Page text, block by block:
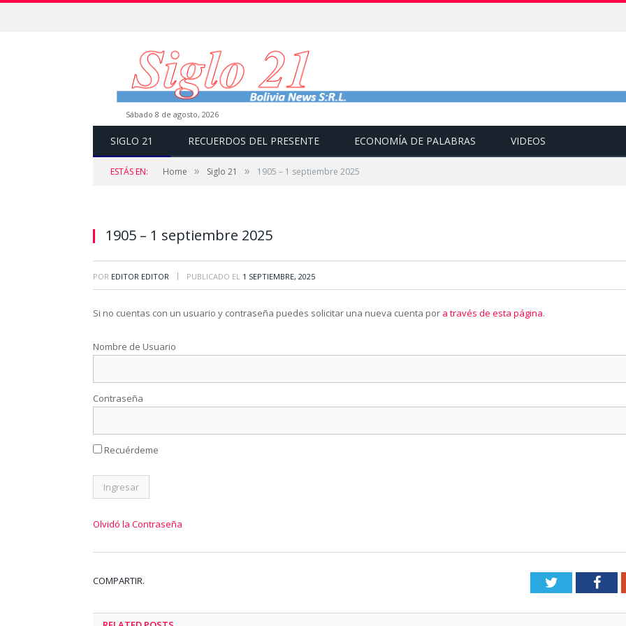
sábado 8 de agosto, 2026
SIGLO 21 RECUERDOS DEL PRESENTE ECONOMÍA DE PALABRAS VIDEOS
ESTÁS EN: Home » Siglo 21 » 1905 – 1 septiembre 2025
1905 – 1 septiembre 2025
POR EDITOR EDITOR | PUBLICADO EL 1 SEPTIEMBRE, 2025
Si no cuentas con un usuario y contraseña puedes solicitar una nueva cuenta por a través de esta página.
Nombre de Usuario
Contraseña
Recuérdeme
Olvidó la Contraseña
COMPARTIR. Twitter